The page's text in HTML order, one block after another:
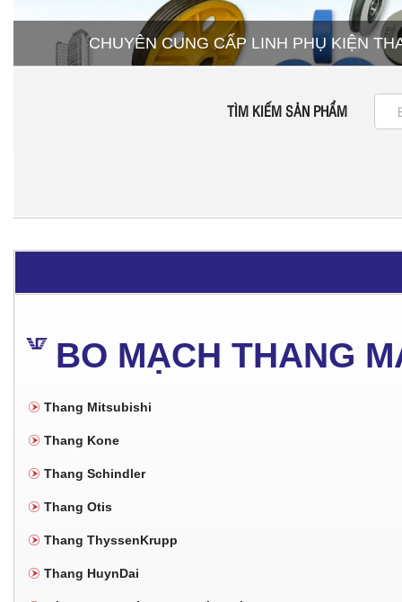
CHUYÊN CUNG CẤP LINH PHỤ KIỆN
TÌM KIẾM SẢN PHẨM
BO MẠCH THANG
Thang Mitsubishi
Thang Kone
Thang Schindler
Thang Otis
Thang ThyssenKrupp
Thang HuynDai